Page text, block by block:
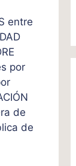
entre
por
de
de